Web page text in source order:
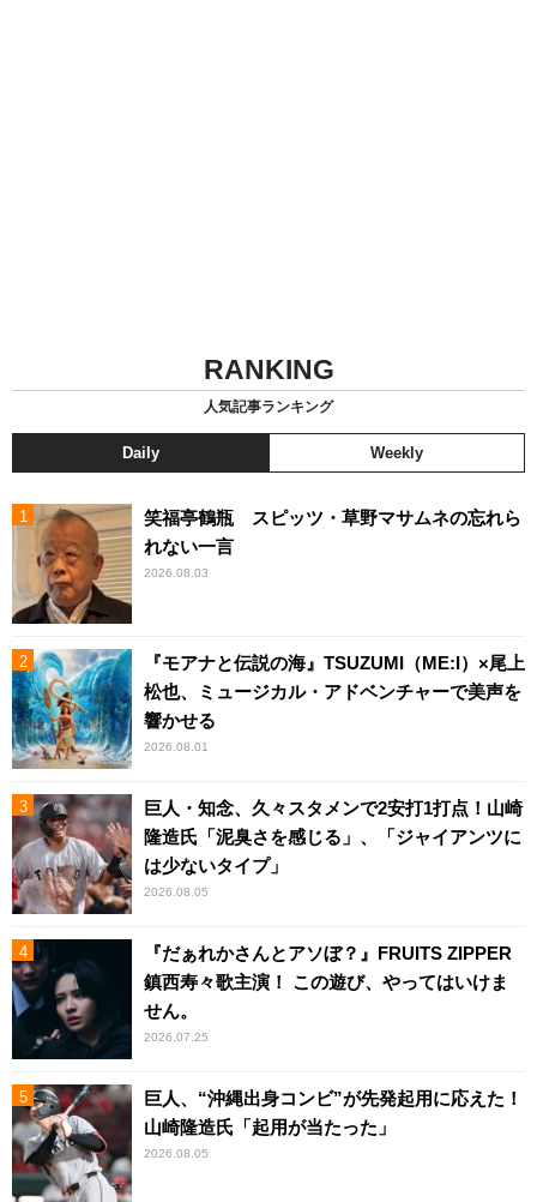
RANKING
人気記事ランキング
Daily Weekly
笑福亭鶴瓶 スピッツ・草野マサムネの忘れら
れない一言
2026.08.03
『モアナと伝説の海』TSUZUMI（ME:I）×尾上
松也、ミュージカル・アドベンチャーで美声を
響かせる
2026.08.01
巨人・知念、久々スタメンで2安打1打点！山崎
隆造氏「泥臭さを感じる」、「ジャイアンツに
は少ないタイプ」
2026.08.05
『だぁれかさんとアソぼ？』FRUITS ZIPPER
鎮西寿々歌主演！ この遊び、やってはいけま
せん。
2026.07.25
巨人、“沖縄出身コンビ”が先発起用に応えた！
山崎隆造氏「起用が当たった」
2026.08.05